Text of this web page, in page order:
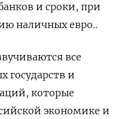
и сроки, при
наличных евро..
все
государств и
которые
экономике и